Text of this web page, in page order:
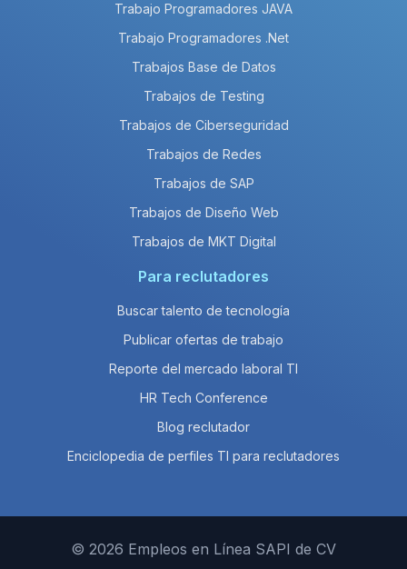
Trabajo Programadores JAVA
Trabajo Programadores .Net
Trabajos Base de Datos
Trabajos de Testing
Trabajos de Ciberseguridad
Trabajos de Redes
Trabajos de SAP
Trabajos de Diseño Web
Trabajos de MKT Digital
Para reclutadores
Buscar talento de tecnología
Publicar ofertas de trabajo
Reporte del mercado laboral TI
HR Tech Conference
Blog reclutador
Enciclopedia de perfiles TI para reclutadores
© 2026 Empleos en Línea SAPI de CV